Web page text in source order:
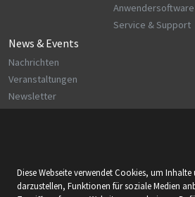
Anwendersoftware
Service & Support
News & Events
Nachrichten
Veranstaltungen
Newsletter
Wir sind zertifiziert nach:
Diese Webseite verwendet Cookies, um
darzustellen, Funktionen für soziale Medien